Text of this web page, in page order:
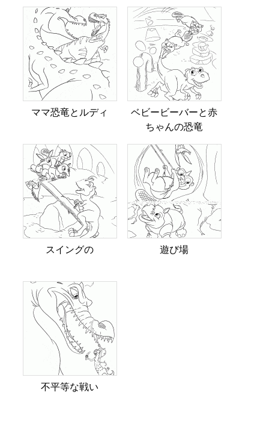
ママ恐竜とルディ
ベビービーバーと赤
ちゃんの恐竜
スイングの 遊び場
不平等な戦い